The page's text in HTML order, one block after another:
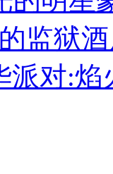
监狱
派对: